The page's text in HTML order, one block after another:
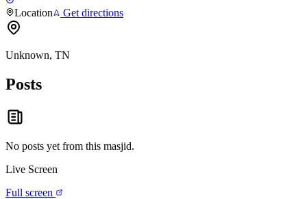
Location Get directions
Unknown, TN
Posts
No posts yet from this masjid.
Live Screen
Full screen